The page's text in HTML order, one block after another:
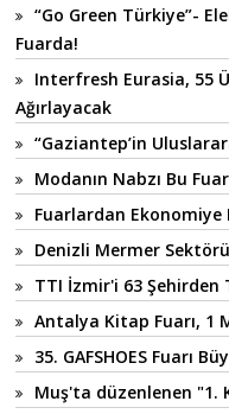
“Go Green Türkiye”-
Fuarda!
Interfresh Eurasia, 55
Ağırlayacak
“Gaziantep’in
Modanın Nabzı Bu
Fuarlardan Ekonomiye
Denizli Mermer
TTI İzmir'i 63
Antalya Kitap Fuarı, 1
35. GAFSHOES Fuarı
Muş'ta düzenlenen "1.